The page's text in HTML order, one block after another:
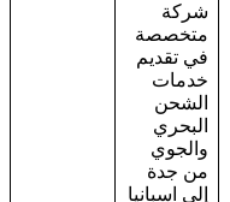
شركة
متخصصة
في تقديم
خدمات
الشحن
البحري
والجوي
من جدة
إلى اسبانيا